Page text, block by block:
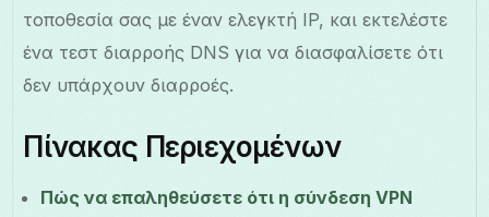
τοποθεσία σας με έναν ελεγκτή IP, και εκτελέστε
ένα τεστ διαρροής DNS για να διασφαλίσετε ότι
δεν υπάρχουν διαρροές.
Πίνακας Περιεχομένων
Πώς να επαληθεύσετε ότι η σύνδεση VPN